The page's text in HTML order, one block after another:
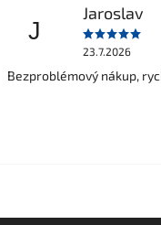
J
Jaroslav
23.7.2026
Bezproblémový nákup,